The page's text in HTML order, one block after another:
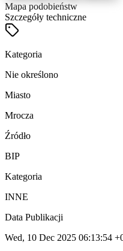
Mapa podobieństw
Szczegóły techniczne
Kategoria
Nie określono
Miasto
Mrocza
Źródło
BIP
Kategoria
INNE
Data Publikacji
Wed, 10 Dec 2025 06:13:54